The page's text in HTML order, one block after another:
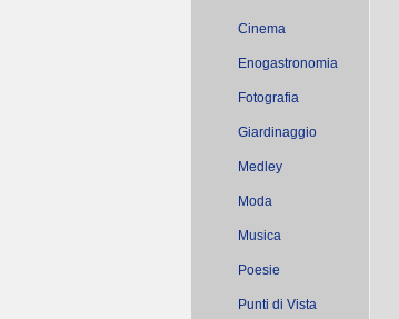
Cinema
Enogastronomia
Fotografia
Giardinaggio
Medley
Moda
Musica
Poesie
Punti di Vista